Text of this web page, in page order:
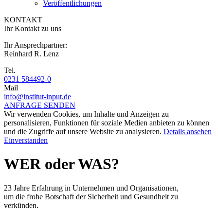
Veröffentlichungen
KONTAKT
Ihr Kontakt zu uns
Ihr Ansprechpartner:
Reinhard R. Lenz
Tel.
0231 584492-0
Mail
info@institut-input.de
ANFRAGE SENDEN
Wir verwenden Cookies, um Inhalte und Anzeigen zu
personalisieren, Funktionen für soziale Medien anbieten zu können
und die Zugriffe auf unsere Website zu analysieren. Details ansehen
Einverstanden
WER oder WAS?
23 Jahre Erfahrung in Unternehmen und Organisationen,
um die frohe Botschaft der Sicherheit und Gesundheit zu
verkünden.